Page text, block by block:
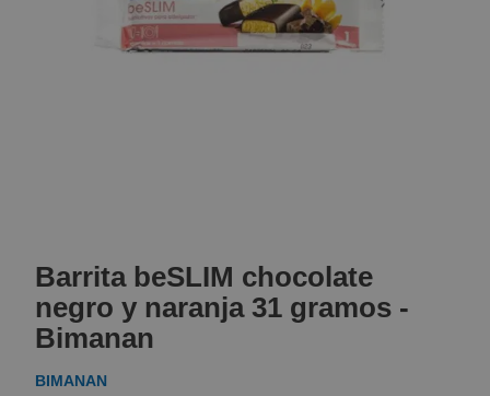
the
beginning
of
the
gallery
Barrita beSLIM chocolate
negro y naranja 31 gramos -
Bimanan
BIMANAN